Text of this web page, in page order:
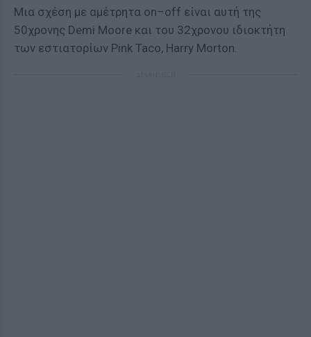
Μια σχέση με αμέτρητα on–off είναι αυτή της
50χρονης Demi Moore και του 32χρονου ιδιοκτήτη
των εστιατορίων Pink Taco, Harry Morton.